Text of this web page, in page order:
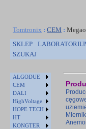
Tomtronix : CEM :
SKLEP
SZUKAJ
ALGODUE
CEM
DALI
HighVoltage
HOPE TECH
HT
KONGTER